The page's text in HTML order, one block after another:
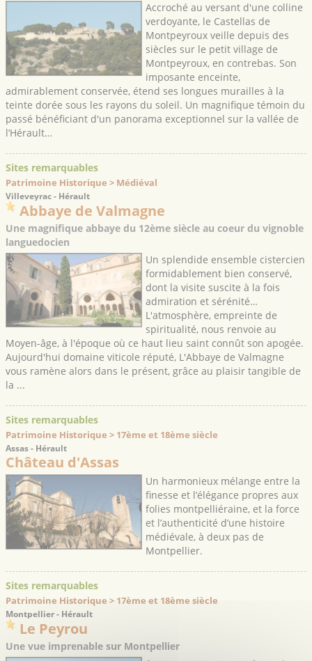
Accroché au versant d'une colline
verdoyante, le Castellas de
Montpeyroux veille depuis des
siècles sur le petit village de
Montpeyroux, en contrebas. Son
imposante enceinte,
admirablement conservée, étend ses longues murailles à la
teinte dorée sous les rayons du soleil. Un magnifique témoin du
passé bénéficiant d'un panorama exceptionnel sur la vallée de
l’Hérault…
Sites remarquables
Patrimoine Historique > Médiéval
Villeveyrac - Hérault
Abbaye de Valmagne
Une magnifique abbaye du 12ème siècle au coeur du vignoble
languedocien
Un splendide ensemble cistercien
formidablement bien conservé,
dont la visite suscite à la fois
admiration et sérénité…
L'atmosphère, empreinte de
spiritualité, nous renvoie au
Moyen-âge, à l'époque où ce haut lieu saint connût son apogée.
Aujourd'hui domaine viticole réputé, L'Abbaye de Valmagne
vous ramène alors dans le présent, grâce au plaisir tangible de
la ...
Sites remarquables
Patrimoine Historique > 17ème et 18ème siècle
Assas - Hérault
Château d'Assas
Un harmonieux mélange entre la
finesse et l’élégance propres aux
folies montpelliéraine, et la force
et l’authenticité d’une histoire
médiévale, à deux pas de
Montpellier.
Sites remarquables
Patrimoine Historique > 17ème et 18ème siècle
Montpellier - Hérault
Le Peyrou
Une vue imprenable sur Montpellier